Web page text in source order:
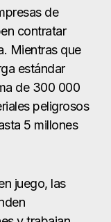
juego, las
y trabajan
sea esencial
accidentes de